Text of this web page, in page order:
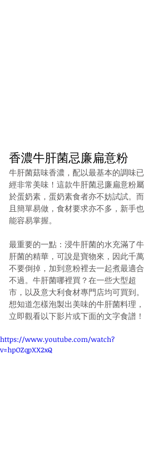
香濃牛肝菌忌廉扁意粉
牛肝菌菇味香濃，配以最基本的調味已
經非常美味！這款牛肝菌忌廉扁意粉屬
於蛋奶素，蛋奶素食者亦不妨試試。而
且簡單易做，食材要求亦不多，新手也
能容易掌握。
最重要的一點：浸牛肝菌的水充滿了牛
肝菌的精華，可說是寶物來，因此千萬
不要倒掉，加到意粉裡去一起煮最適合
不過。牛肝菌哪裡買？在一些大型超
市，以及意大利食材專門店均可買到。
想知道怎樣泡製出美味的牛肝菌料理，
立即觀看以下影片或下面的文字食譜！
https://www.youtube.com/watch?
v=hpOZqpXX2xQ